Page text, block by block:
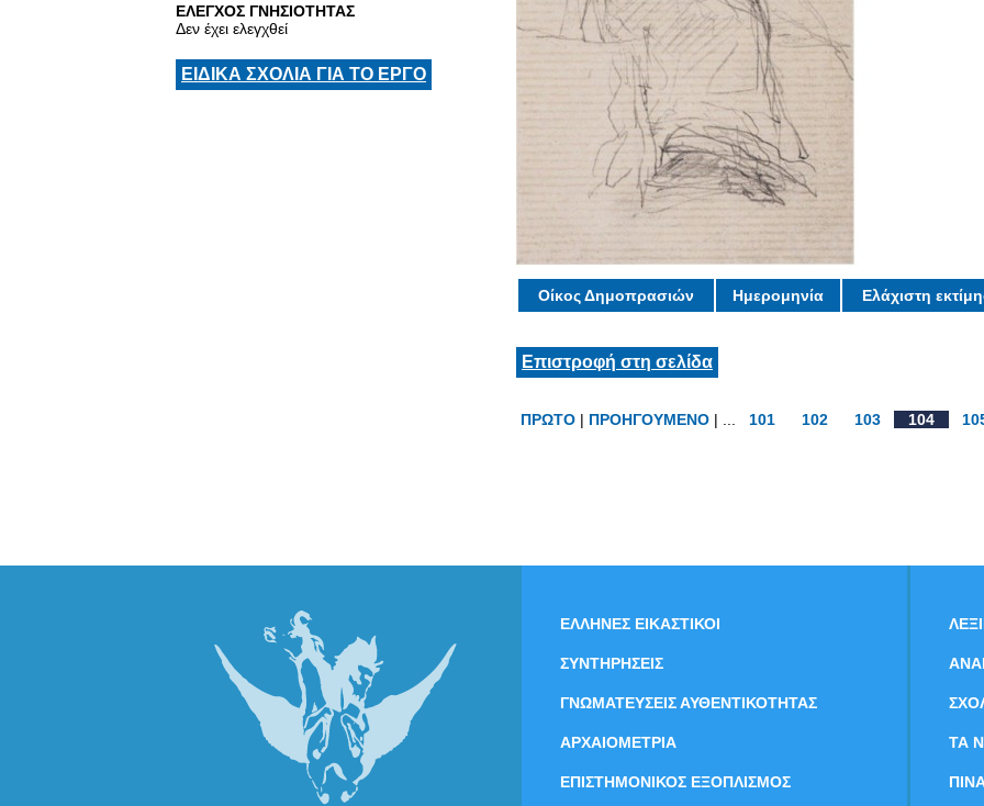
ΕΛΕΓΧΟΣ ΓΝΗΣΙΟΤΗΤΑΣ
Δεν έχει ελεγχθεί
ΕΙΔΙΚΑ ΣΧΟΛΙΑ ΓΙΑ ΤΟ ΕΡΓΟ
Οίκος Δημοπρασιών Ημερομηνία Ελάχιστη
Επιστροφή στη σελίδα
ΠΡΩΤΟ | ΠΡΟΗΓΟΥΜΕΝΟ | ... 101 102 103 104
ΕΛΛΗΝΕΣ ΕΙΚΑΣΤΙΚΟΙ
ΣΥΝΤΗΡΗΣΕΙΣ
ΓΝΩΜΑΤΕΥΣΕΙΣ ΑΥΘΕΝΤΙΚΟΤΗΤΑΣ
ΑΡΧΑΙΟΜΕΤΡΙΑ
ΕΠΙΣΤΗΜΟΝΙΚΟΣ ΕΞΟΠΛΙΣΜΟΣ
ΤΑ